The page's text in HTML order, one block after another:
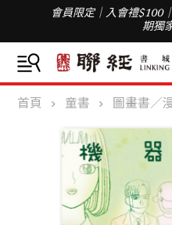
會員限定｜入會禮$100
期獨
首頁 童書 圖畫書／